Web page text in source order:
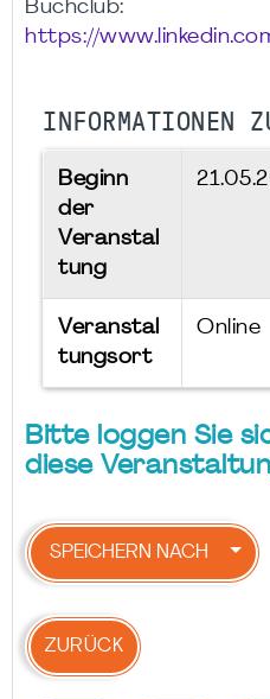
Buchclub:
https://
INFORMATIONEN
Beginn
der
Veranstal
tung
Veranstal
tungsort
Online
Bitte loggen Sie
diese
SPEICHERN NACH
ZURÜCK